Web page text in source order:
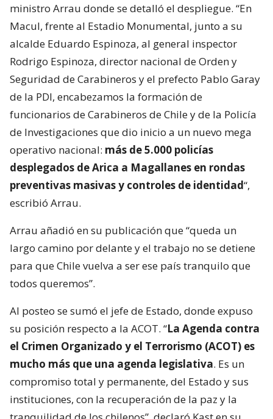
ministro Arrau donde se detalló el despliegue. “En
Macul, frente al Estadio Monumental, junto a su
alcalde Eduardo Espinoza, al general inspector
Rodrigo Espinoza, director nacional de Orden y
Seguridad de Carabineros y el prefecto Pablo Garay
de la PDI, encabezamos la formación de
funcionarios de Carabineros de Chile y de la Policía
de Investigaciones que dio inicio a un nuevo mega
operativo nacional: más de 5.000 policías
desplegados de Arica a Magallanes en rondas
preventivas masivas y controles de identidad“,
escribió Arrau.
Arrau añadió en su publicación que “queda un
largo camino por delante y el trabajo no se detiene
para que Chile vuelva a ser ese país tranquilo que
todos queremos”.
Al posteo se sumó el jefe de Estado, donde expuso
su posición respecto a la ACOT. “La Agenda contra
el Crimen Organizado y el Terrorismo (ACOT) es
mucho más que una agenda legislativa. Es un
compromiso total y permanente, del Estado y sus
instituciones, con la recuperación de la paz y la